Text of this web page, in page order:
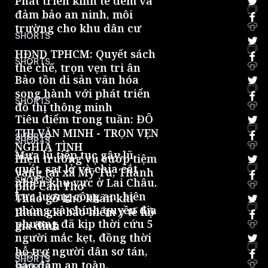
đảm bảo an ninh, môi
trường cho khu dân cư
0
SHORTS
HĐND TPHCM: Quyết sách
thể chế, trọn vẹn tri ân
0
SHORTS
Bảo tồn di sản văn hóa
song hành với phát triển
đô thị thông minh
0
SHORTS
Tiêu điểm trong tuần: ĐÔ
THỊ VĂN MINH - TRỌN VẸN
NGHĨA TÌNH
0
SHORTS
Hiện trường vụ cướp tiệm
vàng tại xã Mỹ Tú, Thành
phố Cần Thơ
0
SHORTS
Tháo gỡ khó khăn khi
tham gia bảo hiểm y tế hộ
gia đình
0
SHORTS
Mưa lũ tiếp tục gây lũ
quét, sạt lở và chia cắt
nhiều khu vực ở Lai Châu.
Lực lượng công an, biên
phòng và chính quyền địa
phương đã kịp thời cứu 5
người mắc kẹt, đồng thời
hỗ trợ người dân sơ tán,
bảo đảm an toàn.
0
SHORTS
SHORTS